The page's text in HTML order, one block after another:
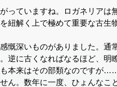
っていますね。ロガネリアは
紐解く上で極めて重要な古生
慨深いものがありました。通
逆に古くなればなるほど、明
本来はその部類なのですが
ん。数年に一度、ひょんなこ